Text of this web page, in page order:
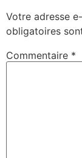
Votre adresse
obligatoires
Commentaire *